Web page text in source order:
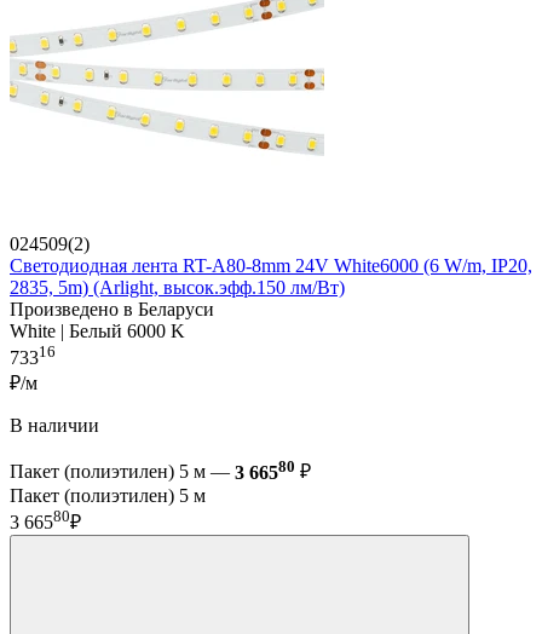
024509(2)
Светодиодная лента RT-A80-8mm 24V White6000 (6 W/m, IP20,
2835, 5m) (Arlight, высок.эфф.150 лм/Вт)
Произведено в Беларуси
White | Белый 6000 K
73316
₽/м
В наличии
Пакет (полиэтилен) 5 м — 3 66580 ₽
Пакет (полиэтилен) 5 м
3 66580₽